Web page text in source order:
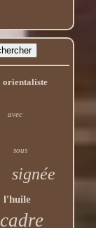
orientaliste
avec
sous
signée
l'huile
cadre